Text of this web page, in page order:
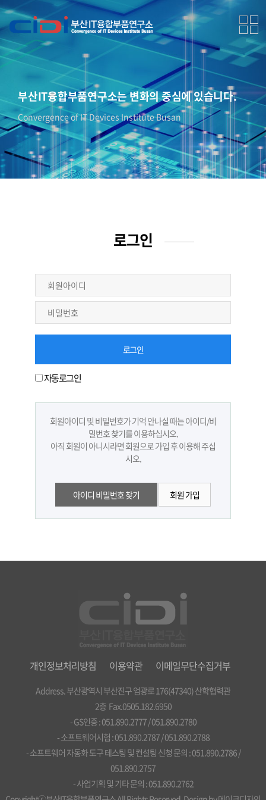
부산IT융합부품연구소는 변화의 중심에 있습니다.
Convergence of IT Devices Institute Busan
로그인
자동로그인
회원아이디 및 비밀번호가 기억 안나실 때는 아이디/비
밀번호 찾기를 이용하십시오.
아직 회원이 아니시라면 회원으로 가입 후 이용해 주십
시오.
아이디 비밀번호 찾기 회원 가입
개인정보처리방침 이용약관 이메일무단수집거부
Address. 부산광역시 부산진구 엄광로 176(47340) 산학협력관
2층 Fax.0505.182.6950
- GS인증 : 051.890.2777 / 051.890.2780
- 소프트웨어시험 : 051.890.2787 / 051.890.2788
- 소프트웨어 자동화 도구 테스팅 및 컨설팅 신청 문의 : 051.890.2786 /
051.890.2757
- 사업기획 및 기타 문의 : 051.890.2762